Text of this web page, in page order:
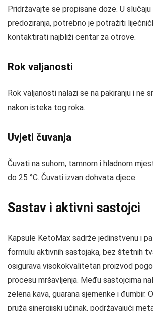
Pridržavajte se propisane doze. U
predoziranja, potrebno je potražiti
kontaktirati najbliži centar za otrove.
Rok valjanosti
Rok valjanosti nalazi se na pakiranju i ne
nakon isteka tog roka.
Uvjeti čuvanja
Čuvati na suhom, tamnom i hladnom
do 25 °C. Čuvati izvan dohvata djece.
Sastav i aktivni sastojci
Kapsule KetoMax sadrže jedinstvenu i
formulu aktivnih sastojaka, bez štetnih
osigurava visokokvalitetan proizvod
procesu mršavljenja. Među sastojcima
zelena kava, guarana sjemenke i đumbir.
pruža sinergijski učinak, podržavajući